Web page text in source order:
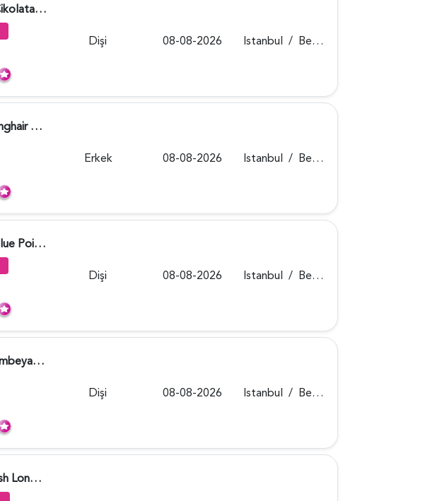
British Longhair Çikolata Nadir Renk Göz Kamaştırıcı - 6117
Dişi 08-08-2026 Istanbul / Beykoz
Scottish Fold Longhair Çikolata Erkek Yavrumuz - 6119
Erkek 08-08-2026 Istanbul / Beykoz
British Longhair Blue Point Afrodit Yuva Arıyor - 6118
Dişi 08-08-2026 Istanbul / Beykoz
Scottish Fold Bembeyaz Pembe Burun Yavrumuz - 6120
Dişi 08-08-2026 Istanbul / Beykoz
Harika Ötesi British Longhair Golden Parlayan Yıldız - 6141